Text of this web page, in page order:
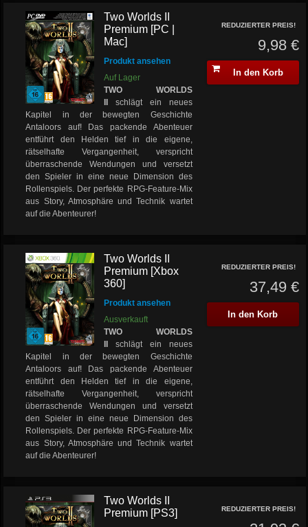
Two Worlds II
Premium [PC |
Mac]
Produkt ansehen
Auf Lager
TWO WORLDS
schlägt ein neues
Kapitel in der bewegten Geschichte
Antaloors auf! Das packende Abenteuer
entführt den Helden tief in die eigene,
rätselhafte Vergangenheit, verspricht
überraschende Wendungen und versetzt
den Spieler in eine neue Dimension des
Rollenspiels. Der perfekte RPG-Feature-Mix
aus Story, Atmosphäre und Technik wartet
auf die Abenteurer!
REDUZIERTER PREIS!
9,98 €
In den Korb
Two Worlds II
Premium [Xbox
360]
Produkt ansehen
Ausverkauft
TWO WORLDS
schlägt ein neues
Kapitel in der bewegten Geschichte
Antaloors auf! Das packende Abenteuer
entführt den Helden tief in die eigene,
rätselhafte Vergangenheit, verspricht
überraschende Wendungen und versetzt
den Spieler in eine neue Dimension des
Rollenspiels. Der perfekte RPG-Feature-Mix
aus Story, Atmosphäre und Technik wartet
auf die Abenteurer!
REDUZIERTER PREIS!
37,49 €
In den Korb
Two Worlds II
Premium [PS3]
REDUZIERTER PREIS!